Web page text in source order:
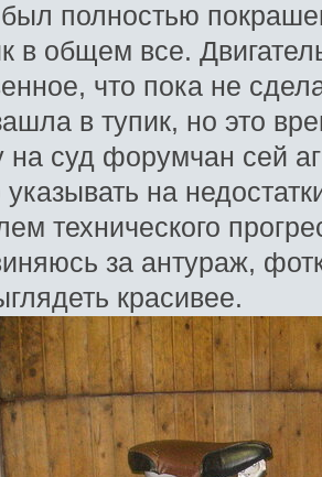
полностью
в общем все.
что пока не
в тупик, но это
суд форумчан сей
на
технического
за антураж,
красивее.